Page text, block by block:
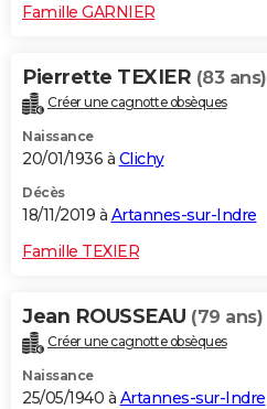
Famille GARNIER
Pierrette TEXIER (83 ans)
Créer une cagnotte obsèques
Naissance
20/01/1936 à Clichy
Décès
18/11/2019 à Artannes-sur-Indre
Famille TEXIER
Jean ROUSSEAU (79 ans)
Créer une cagnotte obsèques
Naissance
25/05/1940 à Artannes-sur-Indre